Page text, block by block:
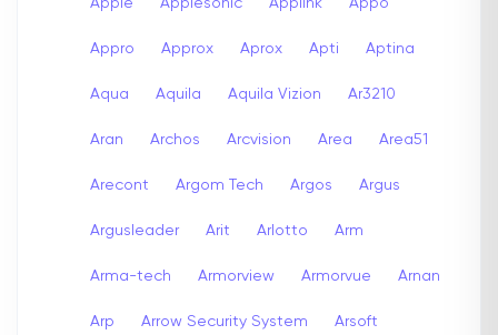
Appro Approx Aprox Apti Aptina
Aqua Aquila Aquila Vizion Ar3210
Aran Archos Arcvision Area Area51
Arecont Argom Tech Argos Argus
Argusleader Arit Arlotto Arm
Arma-tech Armorview Armorvue Arnan
Arp Arrow Security System Arsoft